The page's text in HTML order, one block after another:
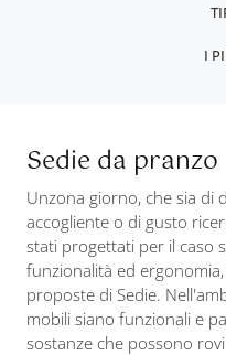
I
Sedie da pranzo
Unzona giorno, che sia di
accogliente o di gusto
stati progettati per il caso
funzionalità ed
proposte di Sedie.
mobili siano funzionali e
sostanze che possono